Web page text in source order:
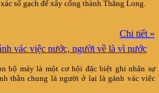
số gạch để xây cổng thành Thăng Long.
Chi tiết »
vác việc nước, người về là vì nước
bộ máy là một cơ hội đặc biệt ghi nhận sự
thần chung là người ở lại là gánh vác việc